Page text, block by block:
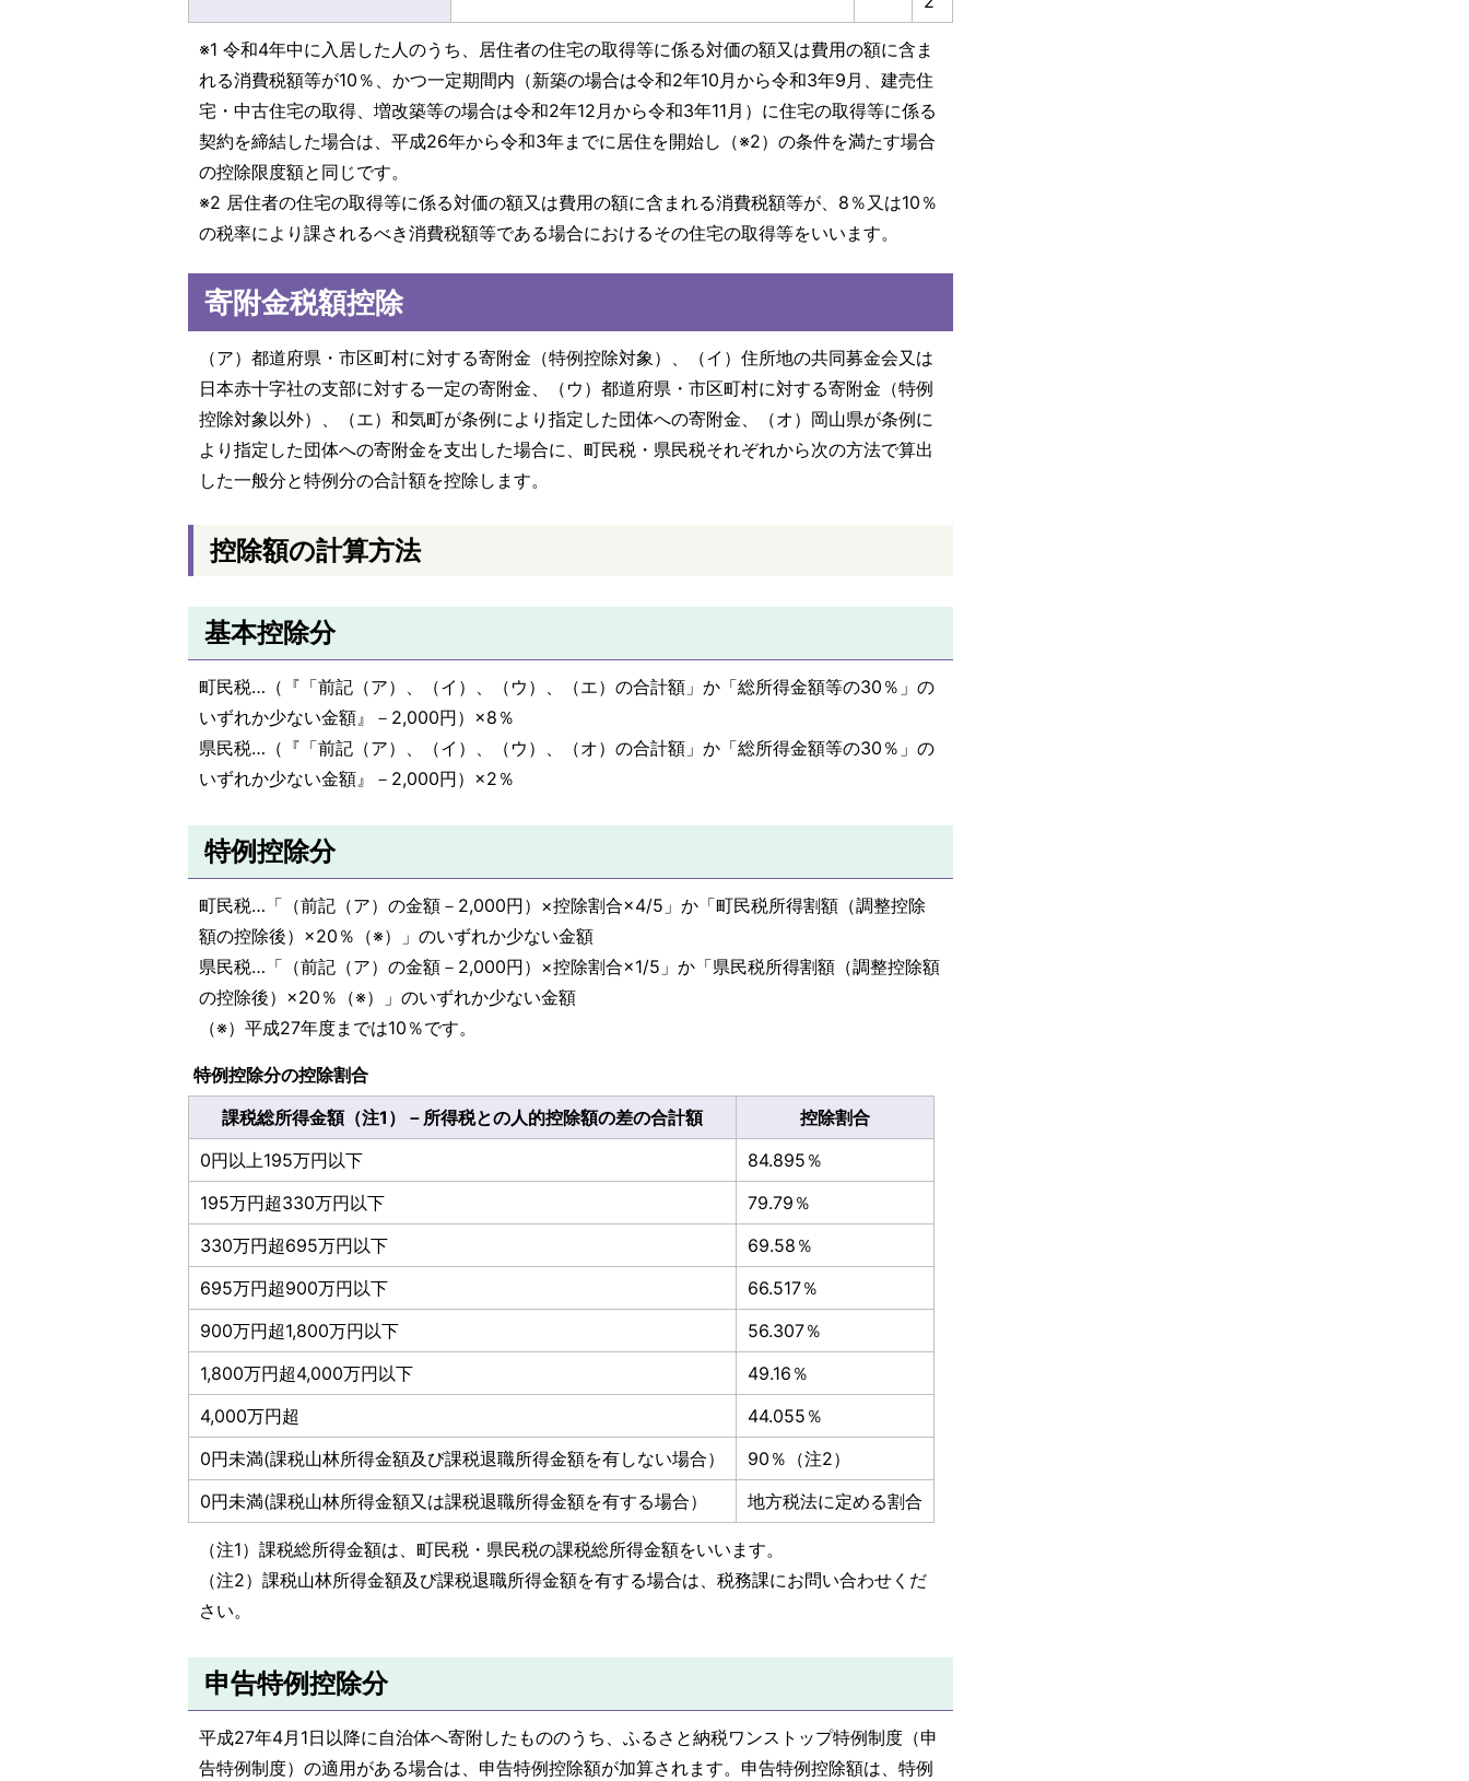
※1 令和4年中に入居した人のうち、居住者の住宅の取得等に係る対価の額又は費用の額に含ま
れる消費税額等が10％、かつ一定期間内（新築の場合は令和2年10月から令和3年9月、建売住
宅・中古住宅の取得、増改築等の場合は令和2年12月から令和3年11月）に住宅の取得等に係る
契約を締結した場合は、平成26年から令和3年までに居住を開始し（※2）の条件を満たす場合
の控除限度額と同じです。
※2 居住者の住宅の取得等に係る対価の額又は費用の額に含まれる消費税額等が、8％又は10％
の税率により課されるべき消費税額等である場合におけるその住宅の取得等をいいます。
寄附金税額控除
（ア）都道府県・市区町村に対する寄附金（特例控除対象）、（イ）住所地の共同募金会又は
日本赤十字社の支部に対する一定の寄附金、（ウ）都道府県・市区町村に対する寄附金（特例
控除対象以外）、（エ）和気町が条例により指定した団体への寄附金、（オ）岡山県が条例に
より指定した団体への寄附金を支出した場合に、町民税・県民税それぞれから次の方法で算出
した一般分と特例分の合計額を控除します。
控除額の計算方法
基本控除分
町民税…（『「前記（ア）、（イ）、（ウ）、（エ）の合計額」か「総所得金額等の30％」の
いずれか少ない金額』－2,000円）×8％
県民税…（『「前記（ア）、（イ）、（ウ）、（オ）の合計額」か「総所得金額等の30％」の
いずれか少ない金額』－2,000円）×2％
特例控除分
町民税…「（前記（ア）の金額－2,000円）×控除割合×4/5」か「町民税所得割額（調整控除
額の控除後）×20％（※）」のいずれか少ない金額
県民税…「（前記（ア）の金額－2,000円）×控除割合×1/5」か「県民税所得割額（調整控除額
の控除後）×20％（※）」のいずれか少ない金額
（※）平成27年度までは10％です。
特例控除分の控除割合
課税総所得金額（注1）－所得税との人的控除額の差の合計額
控除割合
0円以上195万円以下
84.895％
195万円超330万円以下
79.79％
330万円超695万円以下
69.58％
695万円超900万円以下
66.517％
900万円超1,800万円以下
56.307％
1,800万円超4,000万円以下
49.16％
4,000万円超
44.055％
0円未満(課税山林所得金額及び課税退職所得金額を有しない場合）
90％（注2）
0円未満(課税山林所得金額又は課税退職所得金額を有する場合）
地方税法に定める割合
（注1）課税総所得金額は、町民税・県民税の課税総所得金額をいいます。
（注2）課税山林所得金額及び課税退職所得金額を有する場合は、税務課にお問い合わせくだ
さい。
申告特例控除分
平成27年4月1日以降に自治体へ寄附したもののうち、ふるさと納税ワンストップ特例制度（申
告特例制度）の適用がある場合は、申告特例控除額が加算されます。申告特例控除額は、特例